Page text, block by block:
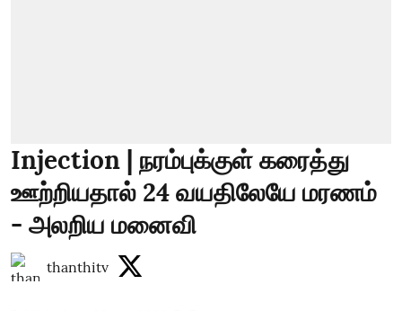
Injection | நரம்புக்குள் கரைத்து
ஊற்றியதால் 24 வயதிலேயே மரணம்
- அலறிய மனைவி
thanthitv